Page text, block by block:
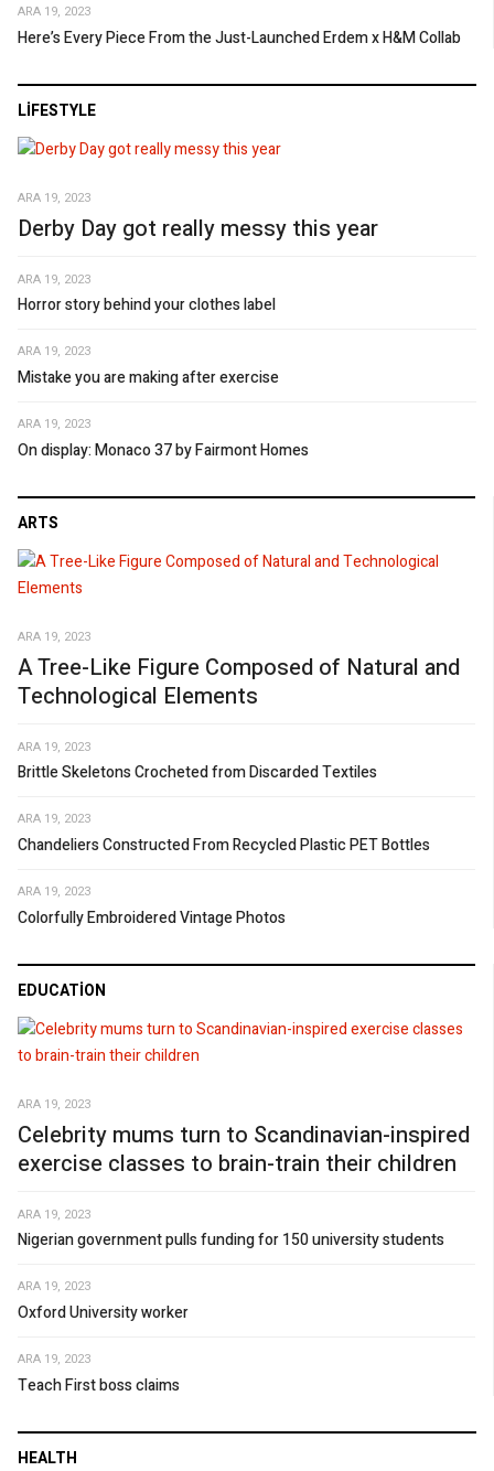
ARA 19, 2023
Here’s Every Piece From the Just-Launched Erdem x H&M Collab
LIFESTYLE
ARA 19, 2023
Derby Day got really messy this year
ARA 19, 2023
Horror story behind your clothes label
ARA 19, 2023
Mistake you are making after exercise
ARA 19, 2023
On display: Monaco 37 by Fairmont Homes
ARTS
ARA 19, 2023
A Tree-Like Figure Composed of Natural and
Technological Elements
ARA 19, 2023
Brittle Skeletons Crocheted from Discarded Textiles
ARA 19, 2023
Chandeliers Constructed From Recycled Plastic PET Bottles
ARA 19, 2023
Colorfully Embroidered Vintage Photos
EDUCATION
ARA 19, 2023
Celebrity mums turn to Scandinavian-inspired
exercise classes to brain-train their children
ARA 19, 2023
Nigerian government pulls funding for 150 university students
ARA 19, 2023
Oxford University worker
ARA 19, 2023
Teach First boss claims
HEALTH